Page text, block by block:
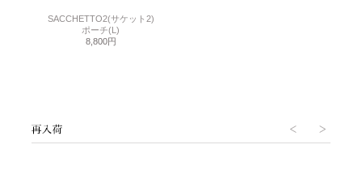
SACCHETTO2(サケット2)
ポーチ(L)
8,800円